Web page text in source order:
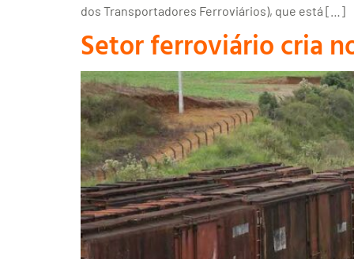
dos Transportadores Ferroviários), que está […]
Setor ferroviário cria